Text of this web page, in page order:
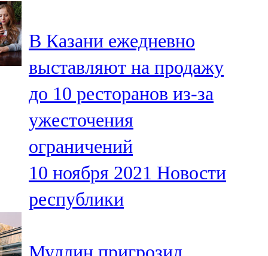
В Казани ежедневно
выставляют на продажу
до 10 ресторанов из-за
ужесточения
ограничений
10 ноября 2021 Новости
республики